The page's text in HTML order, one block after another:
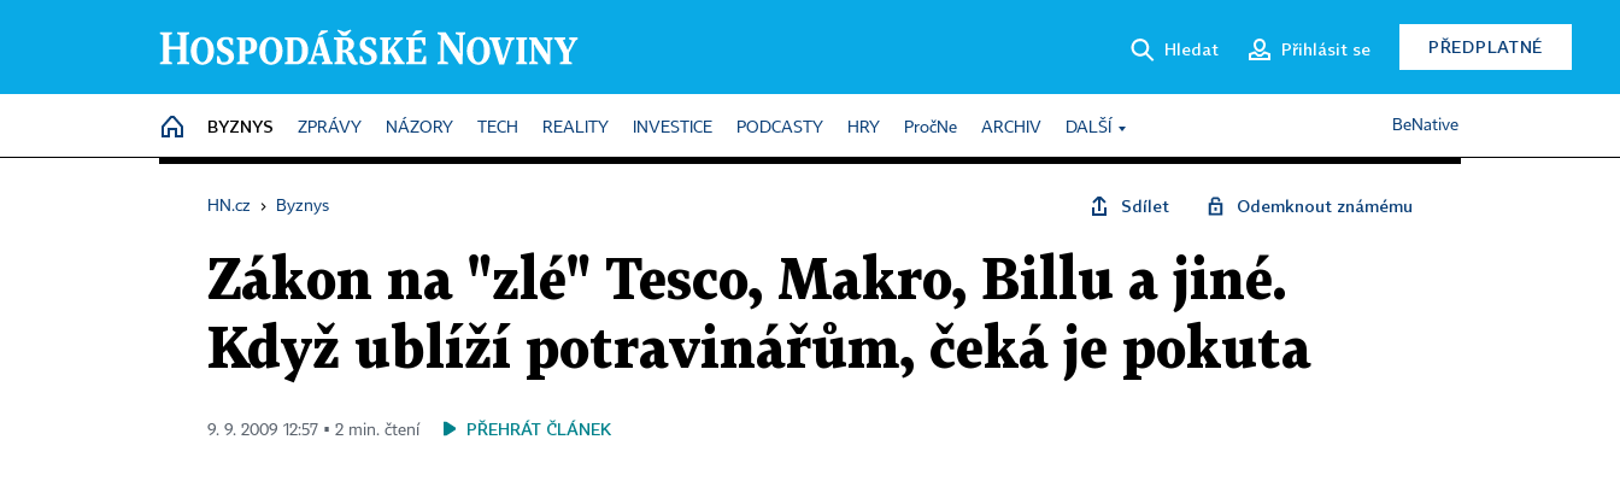
Hledat Přihlásit se PŘEDPLATNÉ
HOME
BYZNYS ZPRÁVY NÁZORY TECH REALITY INVESTICE PODCASTY HRY PročNe ARCHIV DALŠÍ BeNative
HN.cz › Byznys Sdílet Odemknout známému
Zákon na "zlé" Tesco, Makro, Billu a jiné.
Když ublíží potravinářům, čeká je pokuta
9. 9. 2009 12:57 ▪ 2 min. čtení PŘEHRÁT ČLÁNEK